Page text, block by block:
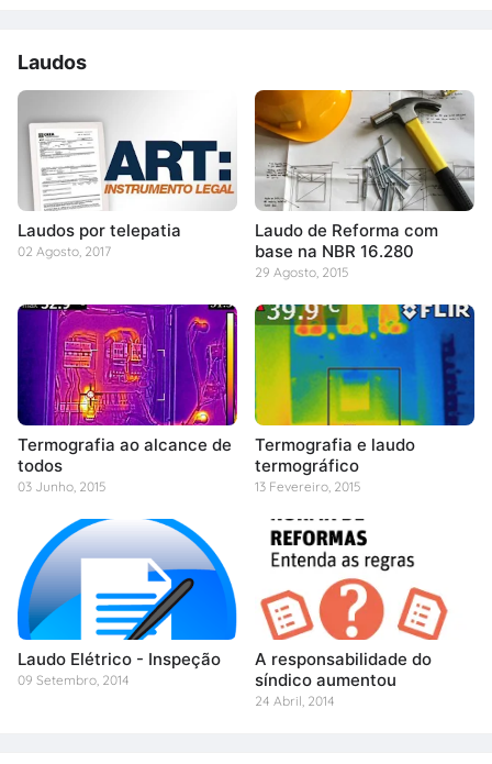
Laudos
Laudos por telepatia
02 Agosto, 2017
Laudo de Reforma com
base na NBR 16.280
29 Agosto, 2015
Termografia ao alcance de
todos
03 Junho, 2015
Termografia e laudo
termográfico
13 Fevereiro, 2015
Laudo Elétrico - Inspeção
09 Setembro, 2014
A responsabilidade do
síndico aumentou
24 Abril, 2014